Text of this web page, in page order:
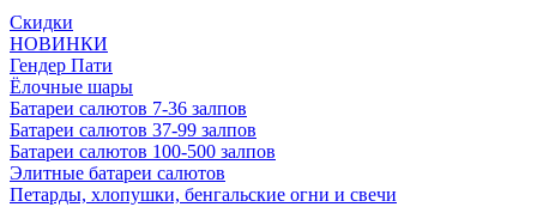
Скидки
НОВИНКИ
Гендер Пати
Ёлочные шары
Батареи салютов 7-36 залпов
Батареи салютов 37-99 залпов
Батареи салютов 100-500 залпов
Элитные батареи салютов
Петарды, хлопушки, бенгальские огни и свечи